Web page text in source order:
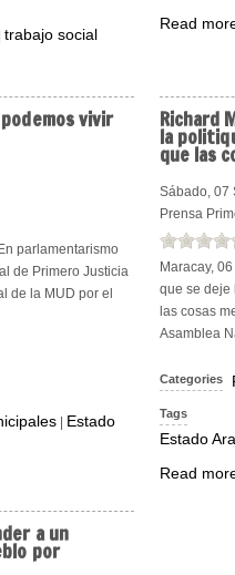
trabajo social
Read
vivir
parlamentarismo
de Primero Justicia
de la MUD por el
| Estado
Richard
la
que las
Sábado, 07
Prensa
Maracay,
que se deje
las cosas
Asamblea
Categories
Tags
Estado
Read
a un
por